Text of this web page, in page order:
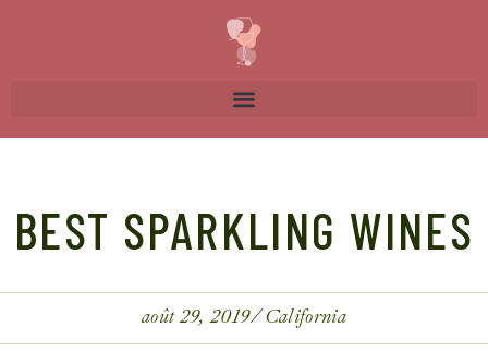
BEST SPARKLING WINES
août 29, 2019 California